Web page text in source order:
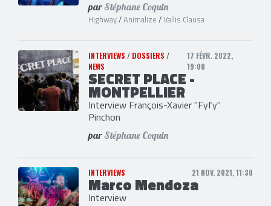
par Stéphane Coquin
Highway/Animalize /Vallis Clausa
INTERVIEWS / DOSSIERS /
NEWS
17 FÉVR. 2022,
19:00
SECRET PLACE -
MONTPELLIER
Interview François-Xavier "Fyfy"
Pinchon
par Stéphane Coquin
INTERVIEWS 21 NOV. 2021, 11:30
Marco Mendoza
Interview